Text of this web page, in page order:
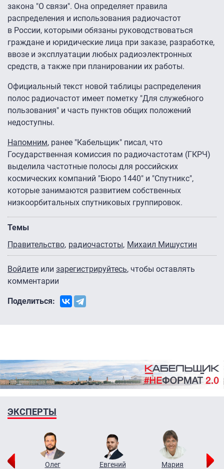
закона "О связи". Она определяет правила
распределения и использования радиочастот
в России, которыми обязаны руководствоваться
граждане и юридические лица при заказе, разработке,
ввозе и эксплуатации любых радиоэлектронных
средств, а также при планировании их работы.
Официальный текст новой таблицы распределения
полос радиочастот имеет пометку "Для служебного
пользования" и часть пунктов общих положений
недоступны.
Напомним, ранее "Кабельщик" писал, что
Государственная комиссия по радиочастотам (ГКРЧ)
выделила частотные полосы для российских
космических компаний "Бюро 1440″ и "Спутникс",
которые занимаются развитием собственных
низкоорбитальных спутниковых группировок.
Темы
Правительство радиочастоты Михаил Мишустин
Войдите или зарегистрируйтесь, чтобы оставлять
комментарии
Поделиться:
ЭКСПЕРТЫ
Олег
Евгений
Мария